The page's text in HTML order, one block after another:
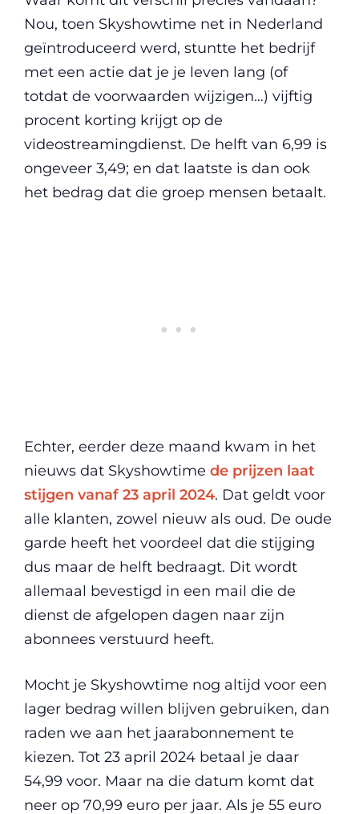
Nou, toen Skyshowtime net in Nederland
geïntroduceerd werd, stuntte het bedrijf
met een actie dat je je leven lang (of
totdat de voorwaarden wijzigen…) vijftig
procent korting krijgt op de
videostreamingdienst. De helft van 6,99 is
ongeveer 3,49; en dat laatste is dan ook
het bedrag dat die groep mensen betaalt.
Echter, eerder deze maand kwam in het
nieuws dat Skyshowtime de prijzen laat
stijgen vanaf 23 april 2024. Dat geldt voor
alle klanten, zowel nieuw als oud. De oude
garde heeft het voordeel dat die stijging
dus maar de helft bedraagt. Dit wordt
allemaal bevestigd in een mail die de
dienst de afgelopen dagen naar zijn
abonnees verstuurd heeft.
Mocht je Skyshowtime nog altijd voor een
lager bedrag willen blijven gebruiken, dan
raden we aan het jaarabonnement te
kiezen. Tot 23 april 2024 betaal je daar
54,99 voor. Maar na die datum komt dat
neer op 70,99 euro per jaar. Als je 55 euro